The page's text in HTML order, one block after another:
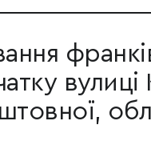
вулиці